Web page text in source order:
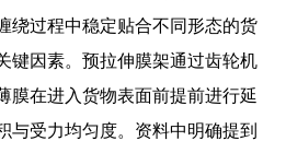
绕过程中稳定贴合不同形态的货
键因素。预拉伸膜架通过齿轮机
膜在进入货物表面前提前进行延
与受力均匀度。资料中明确提到